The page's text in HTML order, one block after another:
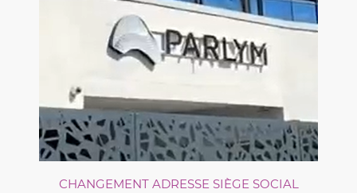
CHANGEMENT ADRESSE SIÈGE SOCIAL